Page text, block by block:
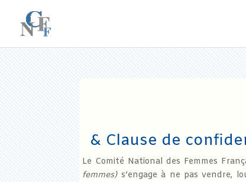
& Clause de
Le Comité National des Femmes
femmes)s’engage à ne pas vendre,